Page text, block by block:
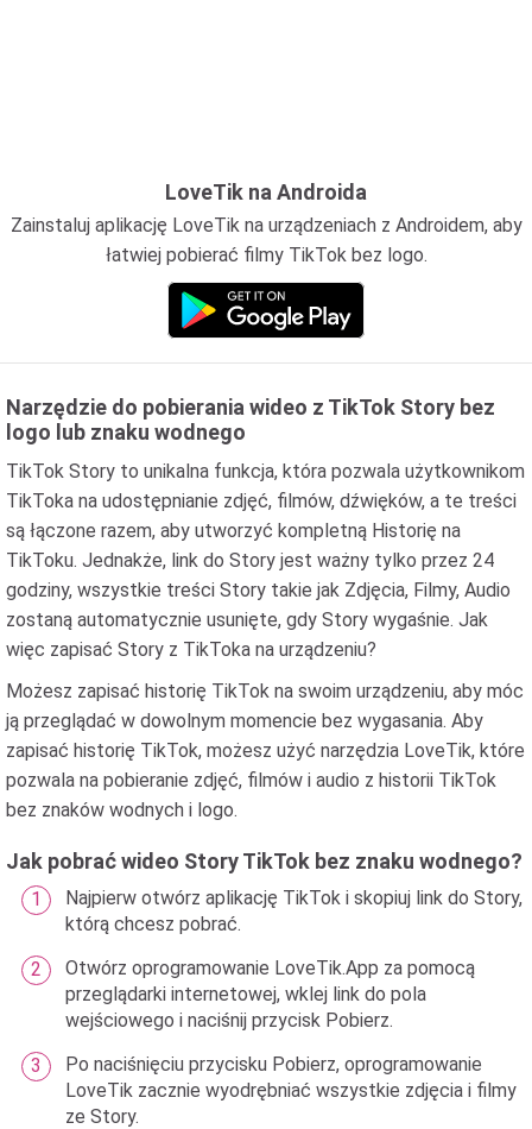
LoveTik na Androida
Zainstaluj aplikację LoveTik na urządzeniach z Androidem, aby
łatwiej pobierać filmy TikTok bez logo.
Narzędzie do pobierania wideo z TikTok Story bez
logo lub znaku wodnego
TikTok Story to unikalna funkcja, która pozwala użytkownikom
TikToka na udostępnianie zdjęć, filmów, dźwięków, a te treści
są łączone razem, aby utworzyć kompletną Historię na
TikToku. Jednakże, link do Story jest ważny tylko przez 24
godziny, wszystkie treści Story takie jak Zdjęcia, Filmy, Audio
zostaną automatycznie usunięte, gdy Story wygaśnie. Jak
więc zapisać Story z TikToka na urządzeniu?
Możesz zapisać historię TikTok na swoim urządzeniu, aby móc
ją przeglądać w dowolnym momencie bez wygasania. Aby
zapisać historię TikTok, możesz użyć narzędzia LoveTik, które
pozwala na pobieranie zdjęć, filmów i audio z historii TikTok
bez znaków wodnych i logo.
Jak pobrać wideo Story TikTok bez znaku wodnego?
Najpierw otwórz aplikację TikTok i skopiuj link do Story,
którą chcesz pobrać.
Otwórz oprogramowanie LoveTik.App za pomocą
przeglądarki internetowej, wklej link do pola
wejściowego i naciśnij przycisk Pobierz.
Po naciśnięciu przycisku Pobierz, oprogramowanie
LoveTik zacznie wyodrębniać wszystkie zdjęcia i filmy
ze Story.